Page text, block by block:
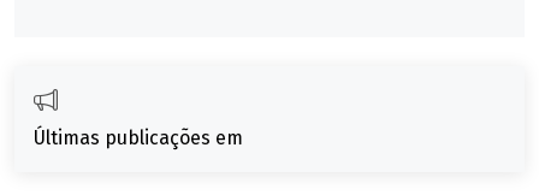
Últimas publicações em